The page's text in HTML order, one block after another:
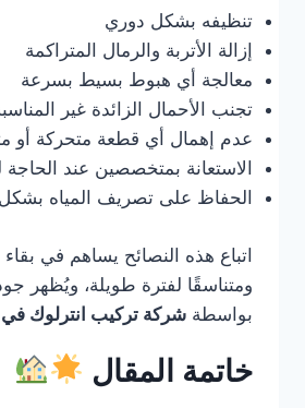
تنظيفه بشكل دوري
إزالة الأتربة والرمال المتراكمة
معالجة أي هبوط بسيط بسرعة
تجنب الأحمال الزائدة غير
عدم إهمال أي قطعة متحركة أو
الاستعانة بمتخصصين عند الحاجة
الحفاظ على تصريف المياه
اتباع هذه النصائح يساهم في بقاء
ومتناسقًا لفترة طويلة، ويُظهر
بواسطة شركة تركيب انترلوك
خاتمة المقال